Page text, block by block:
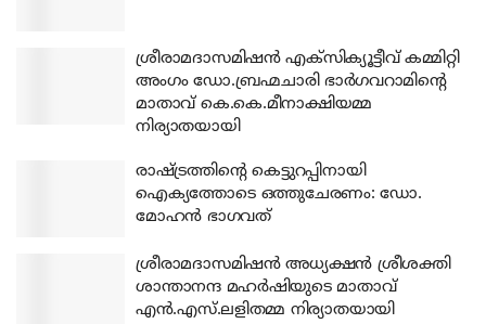
ശ്രീരാമദാസമിഷന്‍ എക്‌സിക്യൂട്ടീവ് കമ്മിറ്റി
അംഗം ഡോ.ബ്രഹ്മചാരി ഭാര്‍ഗവറാമിന്റെ
മാതാവ് കെ.കെ.മീനാക്ഷിയമ്മ
നിര്യാതയായി
രാഷ്ട്രത്തിന്റെ കെട്ടുറപ്പിനായി
ഐക്യത്തോടെ ഒത്തുചേരണം: ഡോ.
മോഹന്‍ ഭാഗവത്
ശ്രീരാമദാസമിഷന്‍ അധ്യക്ഷന്‍ ശ്രീശക്തി
ശാന്താനന്ദ മഹര്‍ഷിയുടെ മാതാവ്
എന്‍.എസ്.ലളിതമ്മ നിര്യാതയായി